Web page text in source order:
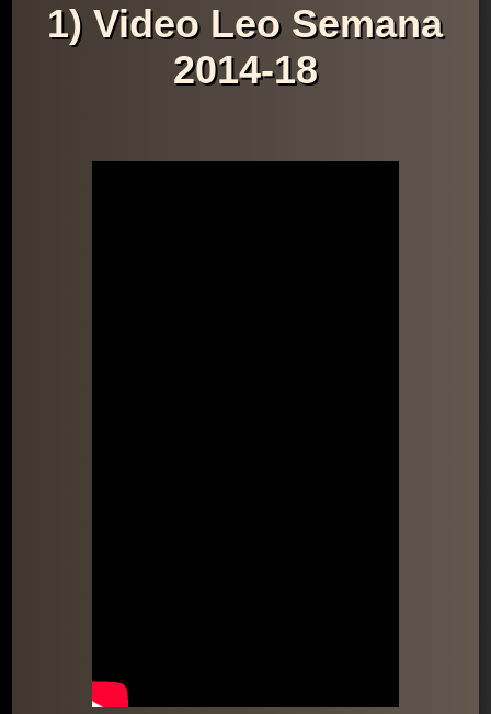
1) Video Leo Semana
2014-18